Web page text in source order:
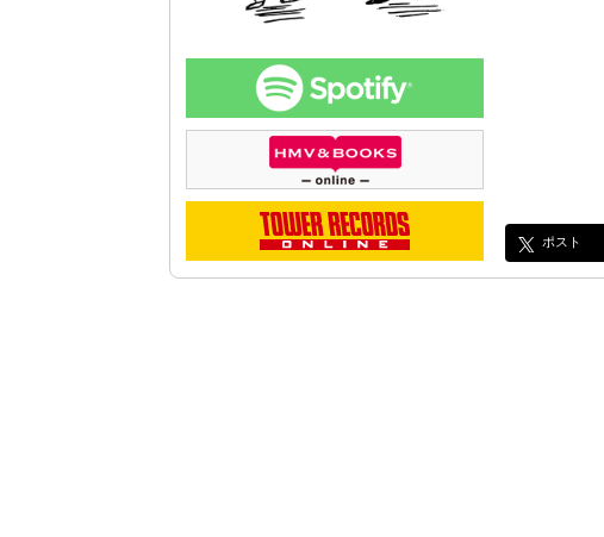
ポスト